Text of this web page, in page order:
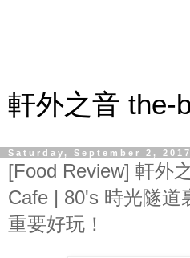
軒外之音 the-
Saturday, September 2, 2017
[Food Review] 軒外
Cafe | 80's 時光隧道
重要好玩！